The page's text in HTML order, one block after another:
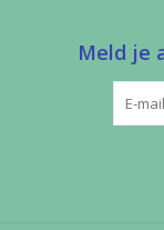
Meld je